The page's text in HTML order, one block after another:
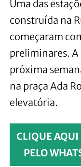
Uma das
construída na
começaram
preliminares. A
próxima
na praça Ada
elevatória.
CLIQUE AQUI
PELO